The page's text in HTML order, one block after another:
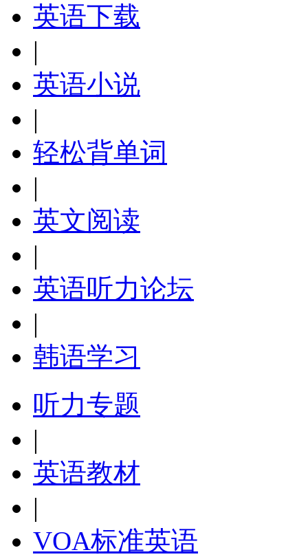
英语下载
|
英语小说
|
轻松背单词
|
英文阅读
|
英语听力论坛
|
韩语学习
听力专题
|
英语教材
|
VOA标准英语